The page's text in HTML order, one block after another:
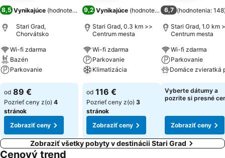
8,5 Vynikajúce (hodnotenia: 553)
Stari Grad,
Chorvátsko
Wi-fi zdarma
Bazén
Parkovanie
Zobraziť ceny
od 89 €
Pozrieť ceny z(o) 4
stránok
Zobraziť ceny
9,2 Vynikajúce (hodnotenia: 743)
Stari Grad, 0.3 km >>
Centrum mesta
Wi-fi zdarma
Parkovanie
Klimatizácia
Zobraziť ceny
od 116 €
Pozrieť ceny z(o) 3
stránok
Zobraziť ceny
6,7 (hodnotenia: 148
Stari Grad, 1.0 km
Centrum mesta
Wi-fi zdarma
Parkovanie
Zobraziť ceny
Vyberte dátumy a
pozrite si presné
Zobraziť ceny
Zobraziť všetky pobyty v destinácii Stari Grad
Cenový trend